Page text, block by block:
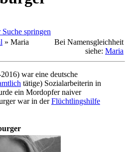
Suche springen
» Maria
Bei Namensgleichheit
siehe: Maria
war eine deutsche
tätige) Sozial­arbeiterin in
ein Mordopfer naiver
war in derFlüchtlingshilfe